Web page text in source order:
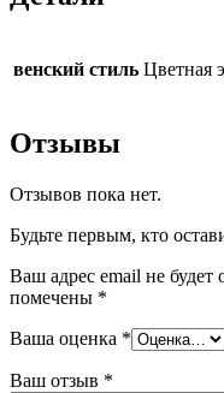
венский стиль Цветная
Отзывы
Отзывов пока нет.
Будьте первым, кто
Ваш адрес email не будет
помечены *
Ваша оценка *
Ваш отзыв *